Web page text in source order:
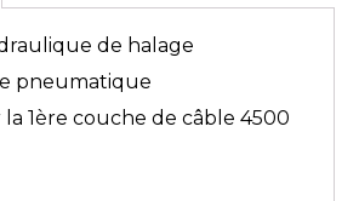
de halage
pneumatique
la 1ère couche de câble 4500